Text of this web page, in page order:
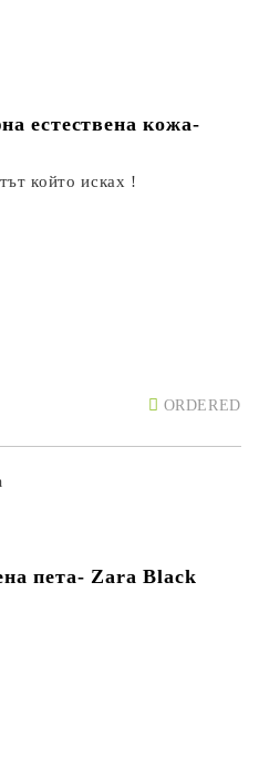
естествена кожа-
който исках !
ORDERED
пета- Zara Black